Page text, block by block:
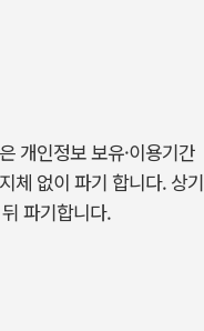
개인정보 보유·이용기간
체 없이 파기 합니다. 상기
파기합니다.